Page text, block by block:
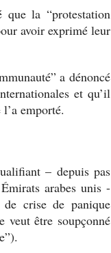
que la “protestation
avoir exprimé leur
a dénoncé
et qu’il
emporté.
– depuis pas
arabes unis -
crise de panique
veut être soupçonné